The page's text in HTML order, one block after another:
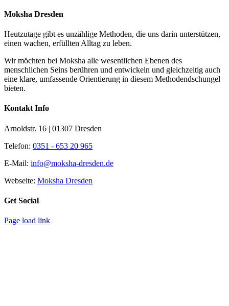
Moksha Dresden
Heutzutage gibt es unzählige Methoden, die uns darin unterstützen,
einen wachen, erfüllten Alltag zu leben.
Wir möchten bei Moksha alle wesent­lichen Ebenen des
menschlichen Seins berühren und entwickeln und gleichzeitig auch
eine klare, umfassende Orientierung in diesem Methodendschungel
bieten.
Kontakt Info
Arnoldstr. 16 | 01307 Dresden
Telefon: 0351 - 653 20 965
E-Mail: info@moksha-dresden.de
Webseite: Moksha Dresden
Get Social
Page load link